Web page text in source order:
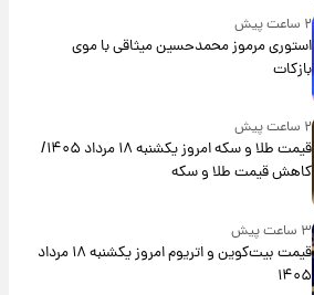
۲ ساعت پیش
استوری مرموز محمدحسین میثاقی با موی
بازکات
۲ ساعت پیش
قیمت طلا و سکه امروز یکشنبه ۱۸ مرداد ۱۴۰۵/
کاهش قیمت طلا و سکه
۳ ساعت پیش
قیمت بیت‌کوین و اتریوم امروز یکشنبه ۱۸ مرداد
۱۴۰۵